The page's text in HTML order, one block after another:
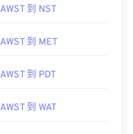
AWST 到 NST
AWST 到 MET
AWST 到 PDT
AWST 到 WAT